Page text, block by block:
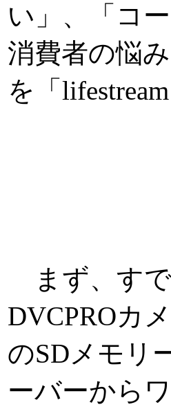
い」、「コ
消費者の悩
を「
まず、すで
DVCPROカ
のSDメモリ
ーバーから